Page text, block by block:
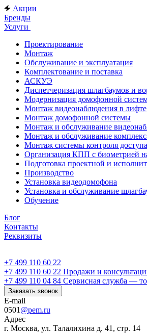
Акции
Бренды
Услуги
Проектирование
Монтаж
Обслуживание и эксплуатация
Комплектование и поставка
АСКУЭ
Диспетчеризация шлагбаумов и
Модернизация домофонной
Монтаж видеонаблюдения в лифте
Монтаж домофонной системы
Монтаж и обслуживание
Монтаж и обслуживание
Монтаж системы контроля доступа
Организация КПП с биометрией
Подготовка проектной и
Производство
Установка видеодомофона
Установка и обслуживание
Обучение
Блог
Контакты
Реквизиты
+7 499 110 60 22
+7 499 110 60 22 Продажи и
+7 499 110 04 84 Сервисная служба —
Заказать звонок
E-mail
0501 @pem.ru
Адрес
г. Москва, ул. Талалихина д. 41, стр. 14